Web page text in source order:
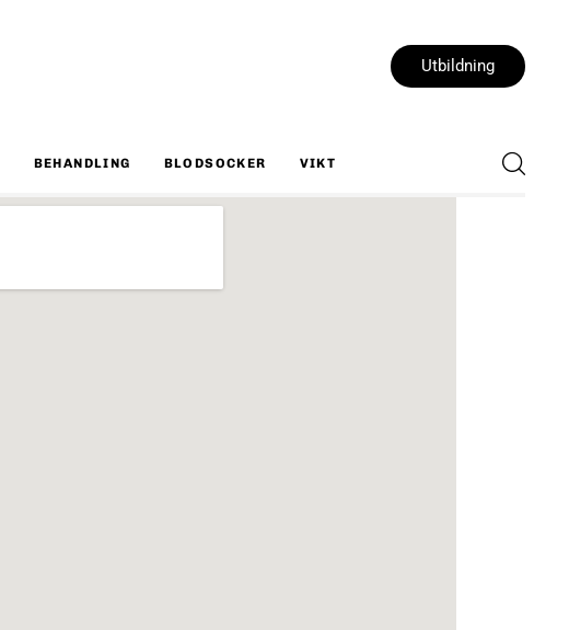
Utbildning
BEHANDLING BLODSOCKER VIKT